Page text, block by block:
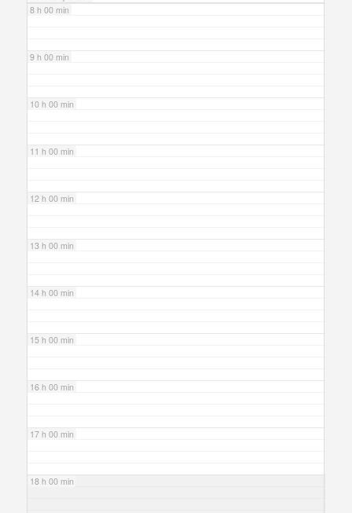
8 h 00 min
9 h 00 min
10 h 00 min
11 h 00 min
12 h 00 min
13 h 00 min
14 h 00 min
15 h 00 min
16 h 00 min
17 h 00 min
18 h 00 min